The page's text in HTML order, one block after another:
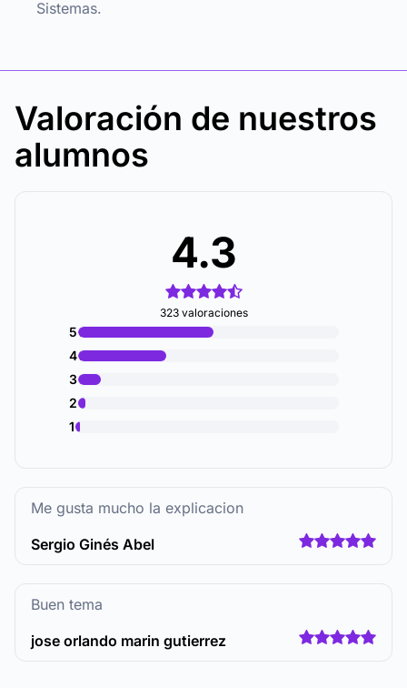
Sistemas.
Valoración de nuestros
alumnos
4.3
323 valoraciones
5
4
3
2
1
Me gusta mucho la explicacion
Sergio Ginés Abel
Buen tema
jose orlando marin gutierrez